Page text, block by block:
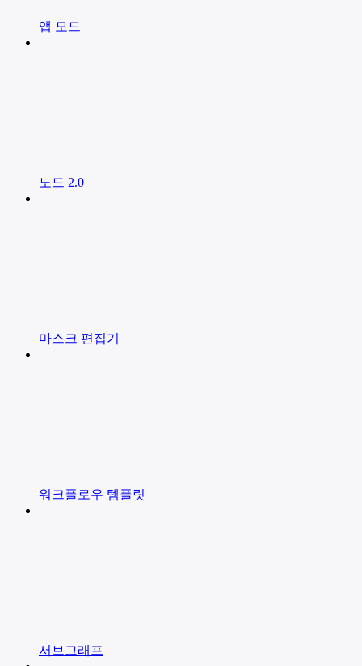
앱 모드
노드 2.0
마스크 편집기
워크플로우 템플릿
서브그래프